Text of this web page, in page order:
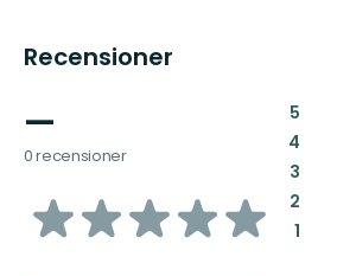
Recensioner
—
0 recensioner
av
5:
4:
3:
2:
1: